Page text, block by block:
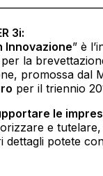
3i:
Innovazione” è
la
promossa dal
per il triennio
le
e
dettagli potete